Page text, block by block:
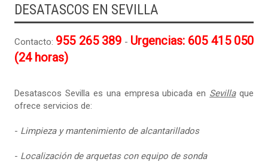
DESATASCOS EN SEVILLA
Contacto: 955 265 389 - Urgencias: 605 415 050
(24 horas)
Desatascos Sevilla es una empresa ubicada en Sevillaque
ofrece servicios de:
- Limpieza y mantenimiento de alcantarillados
- Localización de arquetas con equipo de sonda